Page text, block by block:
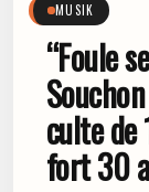
MUSIK
“Foule
culte de
fort 30